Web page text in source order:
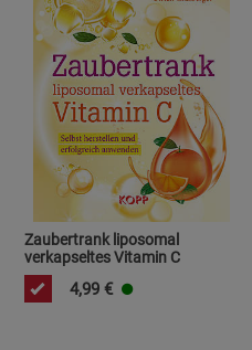
Zaubertrank liposomal
verkapseltes Vitamin C
4,99 €
(2)
Cookies
Cookie-Informationenanzeigen
(3)
Cookies
Datenschutzerklärung